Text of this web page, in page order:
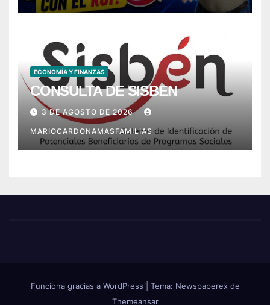
ECONOMÍA Y FINANZAS
CONSULTA DE SISBEN
3 DE AGOSTO DE 2026
MARIOCARDONAMASFAMILIAS
Funciona gracias a WordPress
Tema: Newspaperex de
Themeansar